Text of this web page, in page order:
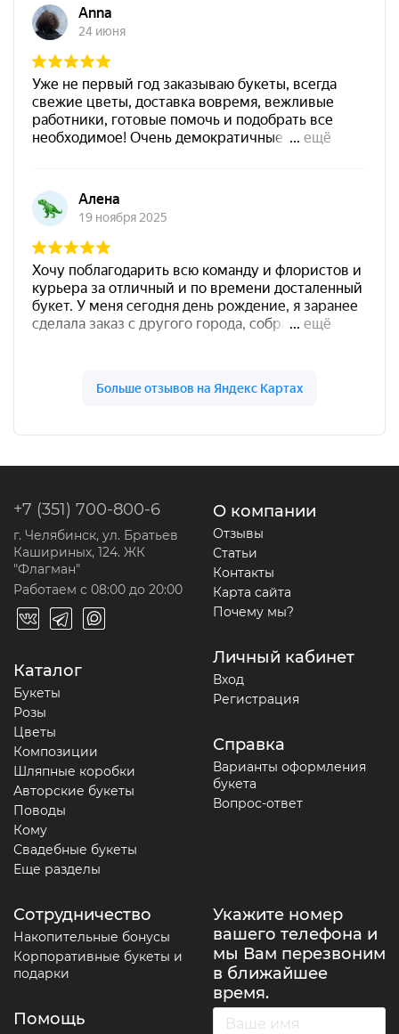
+7 (351) 700-800-6
г. Челябинск, ул. Братьев
Кашириных, 124. ЖК
"Флагман"
Работаем с 08:00 до 20:00
Каталог
Букеты
Розы
Цветы
Композиции
Шляпные коробки
Авторские букеты
Поводы
Кому
Свадебные букеты
Еще разделы
О компании
Отзывы
Статьи
Контакты
Карта сайта
Почему мы?
Личный кабинет
Вход
Регистрация
Справка
Варианты оформления
букета
Вопрос-ответ
Сотрудничество
Накопительные бонусы
Корпоративные букеты и
подарки
Помощь
Укажите номер
вашего телефона и
мы Вам перезвоним
в ближайшее
время.